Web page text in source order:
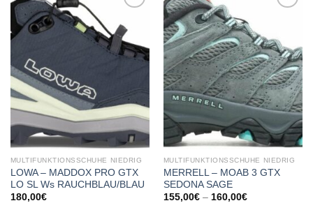
wishlist
MULTIFUNKTIONSSCHUHE NIEDRIG
LOWA – MADDOX PRO GTX
LO SL Ws RAUCHBLAU/BLAU
180,00€
MULTIFUNKTIONSSCHUHE NIEDRIG
MERRELL – MOAB 3 GTX
SEDONA SAGE
155,00€– 160,00€